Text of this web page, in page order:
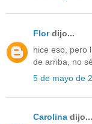
Flordijo...
hice eso, pero
de arriba, no
5 de mayo de
Carolina dijo...